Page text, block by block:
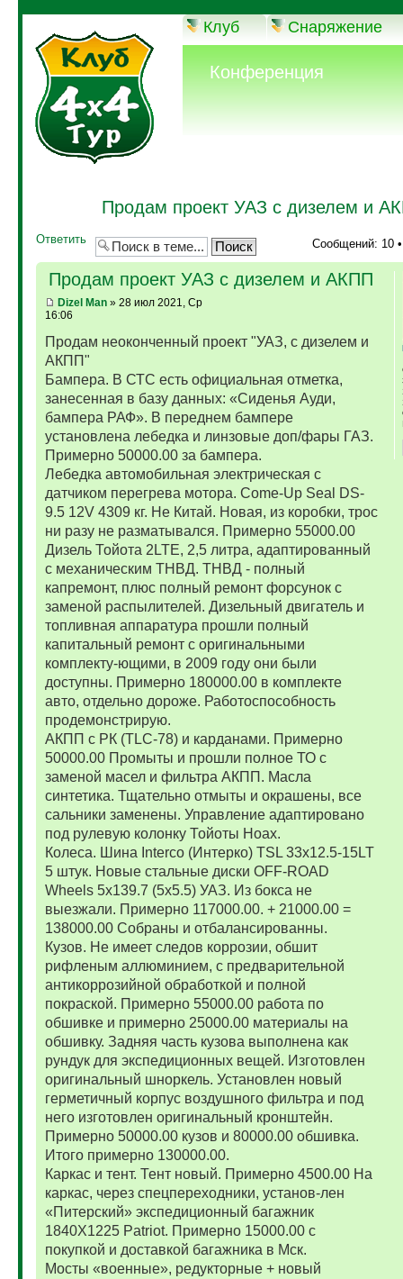
Клуб Снаряжение
Конференция
Продам проект УАЗ с дизелем и
Ответить Сообщений: 10
Продам проект УАЗ с дизелем и АКПП
Dizel Man» 28 июл 2021, Ср
16:06
Продам неоконченный проект "УАЗ, с дизелем и
АКПП"
Бампера. В СТС есть официальная отметка,
занесенная в базу данных: «Сиденья Ауди,
бампера РАФ». В переднем бампере
установлена лебедка и линзовые доп/фары ГАЗ.
Примерно 50000.00 за бампера.
Лебедка автомобильная электрическая с
датчиком перегрева мотора. Come-Up Seal DS-
9.5 12V 4309 кг. Не Китай. Новая, из коробки, трос
ни разу не разматывался. Примерно 55000.00
Дизель Тойота 2LTE, 2,5 литра, адаптированный
с механическим ТНВД. ТНВД - полный
капремонт, плюс полный ремонт форсунок с
заменой распылителей. Дизельный двигатель и
топливная аппаратура прошли полный
капитальный ремонт с оригинальными
комплекту-ющими, в 2009 году они были
доступны. Примерно 180000.00 в комплекте
авто, отдельно дороже. Работоспособность
продемонстрирую.
АКПП с РК (TLC-78) и карданами. Примерно
50000.00 Промыты и прошли полное ТО с
заменой масел и фильтра АКПП. Масла
синтетика. Тщательно отмыты и окрашены, все
сальники заменены. Управление адаптировано
под рулевую колонку Тойоты Ноах.
Колеса. Шина Interco (Интерко) TSL 33x12.5-15LT
5 штук. Новые стальные диски OFF-ROAD
Wheels 5x139.7 (5x5.5) УАЗ. Из бокса не
выезжали. Примерно 117000.00. + 21000.00 =
138000.00 Собраны и отбалансированны.
Кузов. Не имеет следов коррозии, обшит
рифленым аллюминием, с предварительной
антикоррозийной обработкой и полной
покраской. Примерно 55000.00 работа по
обшивке и примерно 25000.00 материалы на
обшивку. Задняя часть кузова выполнена как
рундук для экспедиционных вещей. Изготовлен
оригинальный шноркель. Установлен новый
герметичный корпус воздушного фильтра и под
него изготовлен оригинальный кронштейн.
Примерно 50000.00 кузов и 80000.00 обшивка.
Итого примерно 130000.00.
Каркас и тент. Тент новый. Примерно 4500.00 На
каркас, через спецпереходники, установ-лен
«Питерский» экспедиционный багажник
1840Х1225 Patriot. Примерно 15000.00 с
покупкой и доставкой багажника в Мск.
Мосты «военные», редукторные + новый